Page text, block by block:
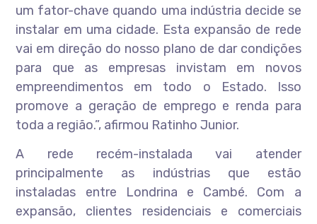
um fator-chave quando uma indústria decide se
instalar em uma cidade. Esta expansão de rede
vai em direção do nosso plano de dar condições
para que as empresas invistam em novos
empreendimentos em todo o Estado. Isso
promove a geração de emprego e renda para
toda a região.”, afirmou Ratinho Junior.
A rede recém-instalada vai atender
principalmente as indústrias que estão
instaladas entre Londrina e Cambé. Com a
expansão, clientes residenciais e comerciais